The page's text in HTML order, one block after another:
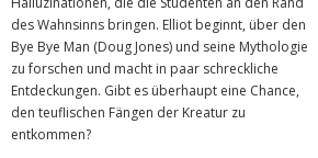
des Wahnsinns bringen. Elliot beginnt, über den
Bye Bye Man (Doug Jones) und seine Mythologie
zu forschen und macht in paar schreckliche
Entdeckungen. Gibt es überhaupt eine Chance,
den teuflischen Fängen der Kreatur zu
entkommen?